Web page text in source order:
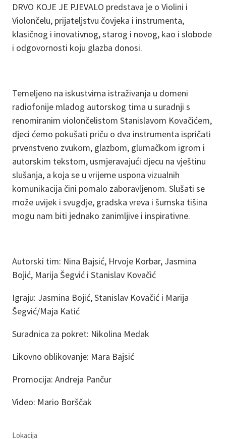
DRVO KOJE JE PJEVALO predstava je o Violini i
Violončelu, prijateljstvu čovjeka i instrumenta,
klasičnog i inovativnog, starog i novog, kao i slobode
i odgovornosti koju glazba donosi.
Temeljeno na iskustvima istraživanja u domeni
radiofonije mladog autorskog tima u suradnji s
renomiranim violončelistom Stanislavom Kovačićem,
djeci ćemo pokušati priču o dva instrumenta ispričati
prvenstveno zvukom, glazbom, glumačkom igrom i
autorskim tekstom, usmjeravajući djecu na vještinu
slušanja, a koja se u vrijeme uspona vizualnih
komunikacija čini pomalo zaboravljenom. Slušati se
može uvijek i svugdje, gradska vreva i šumska tišina
mogu nam biti jednako zanimljive i inspirativne.
Autorski tim: Nina Bajsić, Hrvoje Korbar, Jasmina
Bojić, Marija Šegvić i Stanislav Kovačić
Igraju: Jasmina Bojić, Stanislav Kovačić i Marija
Šegvić/Maja Katić
Suradnica za pokret: Nikolina Medak
Likovno oblikovanje: Mara Bajsić
Promocija: Andreja Pančur
Video: Mario Borščak
Lokacija